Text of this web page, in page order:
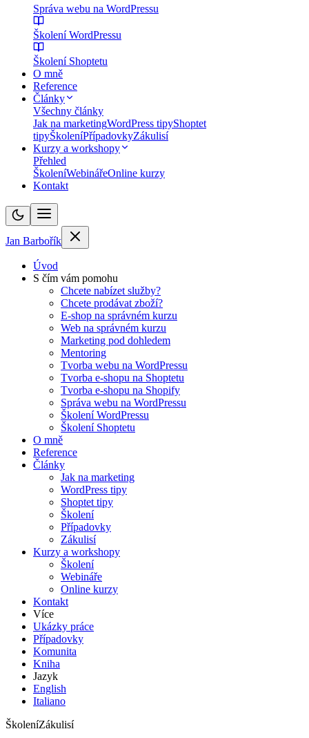
Správa webu na WordPressu
Školení WordPressu
Školení Shoptetu
O mně
Reference
Články
Všechny články
Jak na marketingWordPress tipyShoptet
tipyŠkoleníPřípadovkyZákulisí
Kurzy a workshopy
Přehled
ŠkoleníWebinářeOnline kurzy
Kontakt
Jan Barbořík
Úvod
S čím vám pomohu
Chcete nabízet služby?
Chcete prodávat zboží?
E-shop na správném kurzu
Web na správném kurzu
Marketing pod dohledem
Mentoring
Tvorba webu na WordPressu
Tvorba e-shopu na Shoptetu
Tvorba e-shopu na Shopify
Správa webu na WordPressu
Školení WordPressu
Školení Shoptetu
O mně
Reference
Články
Jak na marketing
WordPress tipy
Shoptet tipy
Školení
Případovky
Zákulisí
Kurzy a workshopy
Školení
Webináře
Online kurzy
Kontakt
Více
Ukázky práce
Případovky
Komunita
Kniha
Jazyk
English
Italiano
ŠkoleníZákulisí